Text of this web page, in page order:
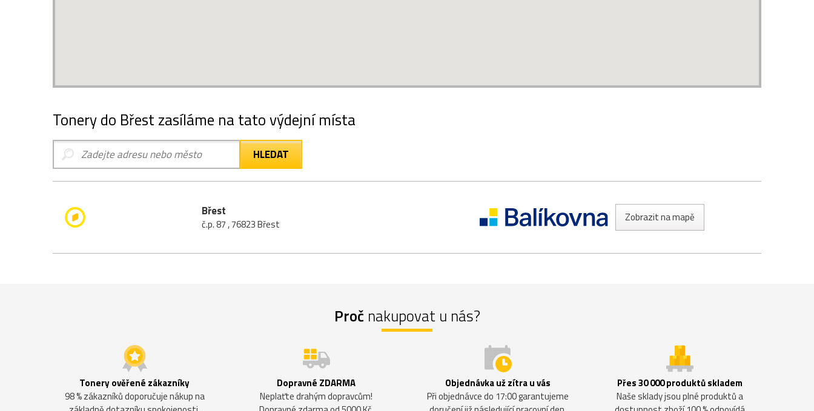
Tonery do Břest zasíláme na tato výdejní místa
Břest
č.p. 87 , 76823 Břest Zobrazit na mapě
Proč nakupovat u nás?
Tonery ověřené zákazníky
98 % zákazníků doporučuje nákup na
Dopravné ZDARMA
Neplaťte drahým dopravcům!
Objednávka už zítra u vás
Při objednávce do 17:00 garantujeme
Přes 30 000 produktů skladem
Naše sklady jsou plné produktů a